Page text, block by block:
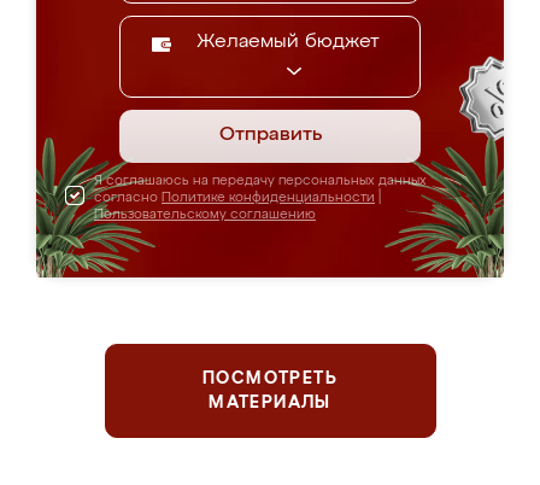
Желаемый бюджет
Отправить
Я соглашаюсь на передачу персональных данных
согласно Политике конфиденциальности
Пользовательскому соглашению
ПОСМОТРЕТЬ
МАТЕРИАЛЫ